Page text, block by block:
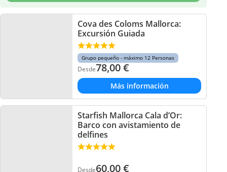
Cova des Coloms Mallorca:
Excursión Guiada
Grupo pequeño - máximo 12 Personas
Desde78,00€
Más información
Starfish Mallorca Cala d’Or:
Barco con avistamiento de
delfines
Desde60,00€